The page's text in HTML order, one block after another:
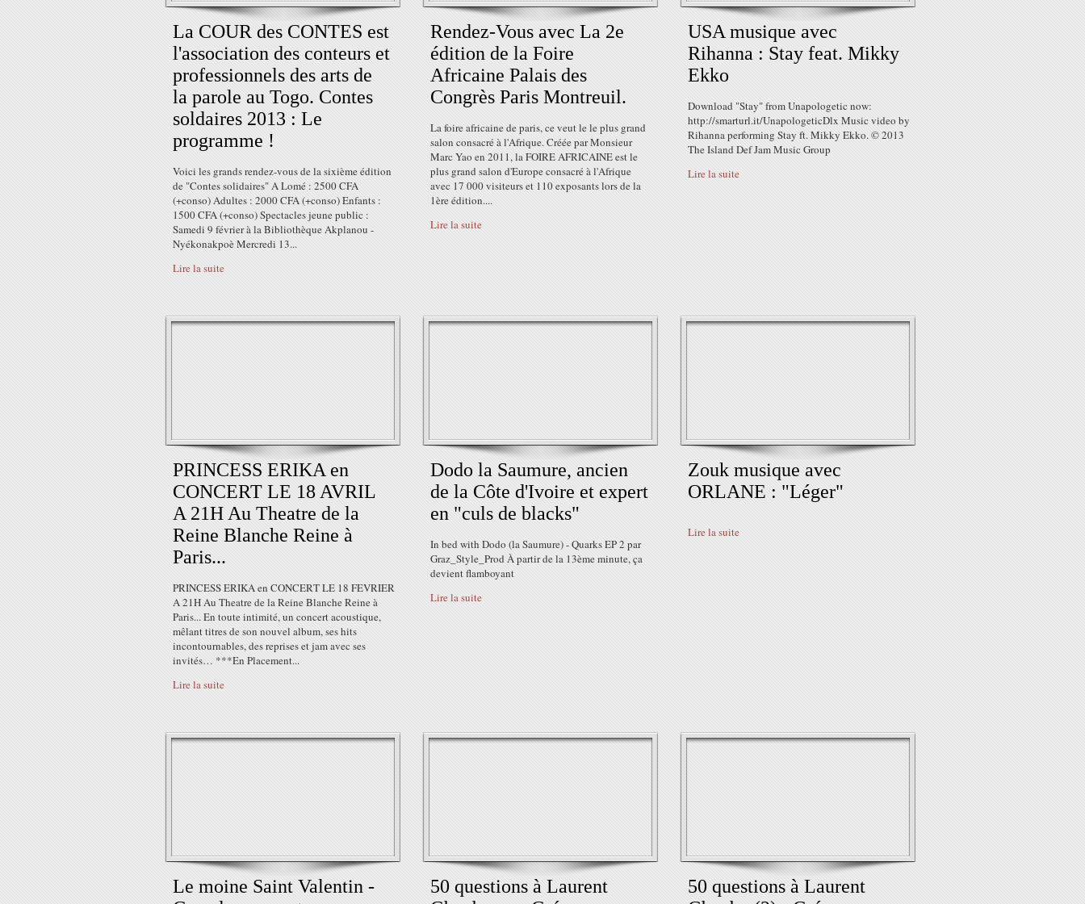
La COUR des CONTES est
l'association des conteurs et
professionnels des arts de
la parole au Togo. Contes
soldaires 2013 : Le
programme !
Voici les grands rendez-vous de la sixième édition
de "Contes solidaires" A Lomé : 2500 CFA
(+conso) Adultes : 2000 CFA (+conso) Enfants :
1500 CFA (+conso) Spectacles jeune public :
Samedi 9 février à la Bibliothèque Akplanou -
Nyékonakpoè Mercredi 13...
Lire la suite
Rendez-Vous avec La 2e
édition de la Foire
Africaine Palais des
Congrès Paris Montreuil.
La foire africaine de paris, ce veut le le plus grand
salon consacré à l'Afrique. Créée par Monsieur
Marc Yao en 2011, la FOIRE AFRICAINE est le
plus grand salon d'Europe consacré à l'Afrique
avec 17 000 visiteurs et 110 exposants lors de la
1ère édition....
Lire la suite
USA musique avec
Rihanna : Stay feat. Mikky
Ekko
Download "Stay" from Unapologetic now:
http://smarturl.it/UnapologeticDlx Music video by
Rihanna performing Stay ft. Mikky Ekko. © 2013
The Island Def Jam Music Group
Lire la suite
PRINCESS ERIKA en
CONCERT LE 18 AVRIL
A 21H Au Theatre de la
Reine Blanche Reine à
Paris...
PRINCESS ERIKA en CONCERT LE 18 FEVRIER
A 21H Au Theatre de la Reine Blanche Reine à
Paris... En toute intimité, un concert acoustique,
mêlant titres de son nouvel album, ses hits
incontournables, des reprises et jam avec ses
invités… ***En Placement...
Lire la suite
Dodo la Saumure, ancien
de la Côte d'Ivoire et expert
en "culs de blacks"
In bed with Dodo (la Saumure) - Quarks EP 2 par
Graz_Style_Prod À partir de la 13ème minute, ça
devient flamboyant
Lire la suite
Zouk musique avec
ORLANE : "Léger"
Lire la suite
Le moine Saint Valentin -
50 questions à Laurent
50 questions à Laurent